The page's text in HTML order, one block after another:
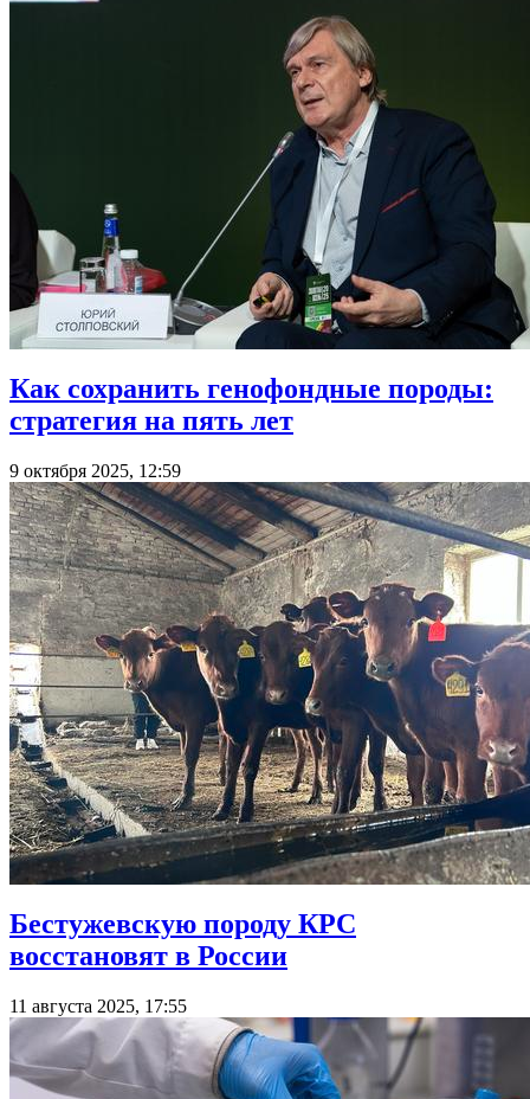
Как сохранить генофондные породы:
стратегия на пять лет
9 октября 2025, 12:59
Бестужевскую породу КРС
восстановят в России
11 августа 2025, 17:55